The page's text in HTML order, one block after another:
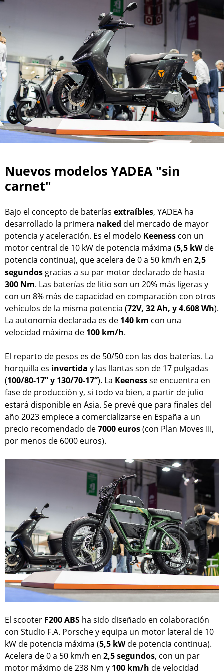
Nuevos modelos YADEA "sin
carnet"
Bajo el concepto de baterías extraíbles, YADEA ha
desarrollado la primera naked del mercado de mayor
potencia y aceleración. Es el modelo Keeness con un
motor central de 10 kW de potencia máxima (5,5 kWde
potencia continua), que acelera de 0 a 50 km/h en 2,5
segundos gracias a su par motor declarado de hasta
300 Nm. Las baterías de litio son un 20% más ligeras y
con un 8% más de capacidad en comparación con otros
vehículos de la misma potencia (72V, 32 Ah, y 4.608 Wh).
La autonomía declarada es de 140 km con una
velocidad máxima de 100 km/h.
El reparto de pesos es de 50/50 con las dos baterías. La
horquilla es invertida y las llantas son de 17 pulgadas
(100/80-17” y 130/70-17”). La Keenessse encuentra en
fase de producción y, si todo va bien, a partir de julio
estará disponible en Asia. Se prevé que para finales del
año 2023 empiece a comercializarse en España a un
precio recomendado de7000 euros(con Plan Moves III,
por menos de 6000 euros).
El scooter F200 ABS ha sido diseñado en colaboración
con Studio F.A. Porsche y equipa un motor lateral de 10
kW de potencia máxima (5,5 kWde potencia continua).
Acelera de 0 a 50 km/h en 2,5 segundos, con un par
motor máximo de 238 Nm y 100 km/h de velocidad